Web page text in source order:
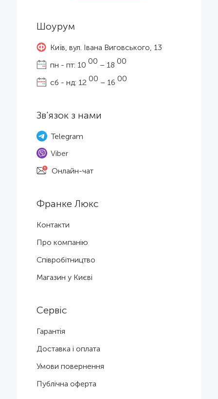
Шоурум
Київ, вул. Івана Виговського, 13
пн - пт: 10 00 – 18 00
сб - нд: 12 00 – 16 00
Зв'язок з нами
Telegram
Viber
Онлайн-чат
Франке Люкс
Контакти
Про компанію
Співробітництво
Магазин у Києві
Сервіс
Гарантія
Доставка і оплата
Умови повернення
Публічна оферта